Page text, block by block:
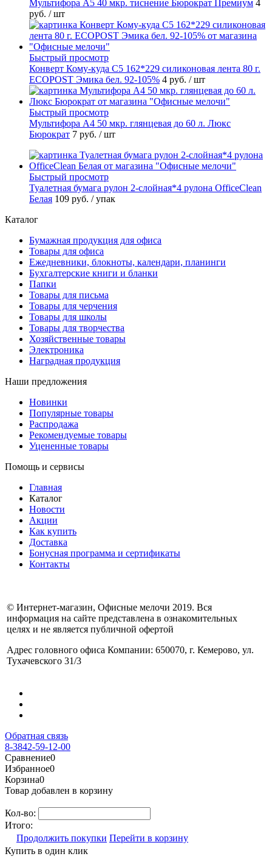
Мультифора А5 40 мкр. тиснение Бюрократ Премиум 4
руб. / шт
Быстрый просмотр
Конверт Кому-куда С5 162*229 силиконовая лента 80 г.
ECOPOST Эмика бел. 92-105% 4 руб. / шт
Быстрый просмотр
Мультифора А4 50 мкр. глянцевая до 60 л. Люкс
Бюрократ 7 руб. / шт
Быстрый просмотр
Туалетная бумага рулон 2-слойная*4 рулона OfficeClean
Белая 109 руб. / упак
Каталог
Бумажная продукция для офиса
Товары для офиса
Ежедневники, блокноты, календари, планинги
Бухгалтерские книги и бланки
Папки
Товары для письма
Товары для черчения
Товары для школы
Товары для творчества
Хозяйственные товары
Электроника
Наградная продукция
Наши предложения
Новинки
Популярные товары
Распродажа
Рекомендуемые товары
Уцененные товары
Помощь и сервисы
Главная
Каталог
Новости
Акции
Как купить
Доставка
Бонусная программа и сертификаты
Контакты
© Интернет-магазин, Офисные мелочи 2019. Вся
информация на сайте представлена в ознакомительных
целях и не является публичной офертой
Адрес головного офиса Компании: 650070, г. Кемерово, ул.
Тухачевского 31/3
Обратная связь
8-3842-59-12-00
Сравнение0
Избранное0
Корзина0
Товар добавлен в корзину
Кол-во:
Итого:
Продолжить покупки Перейти в корзину
Купить в один клик